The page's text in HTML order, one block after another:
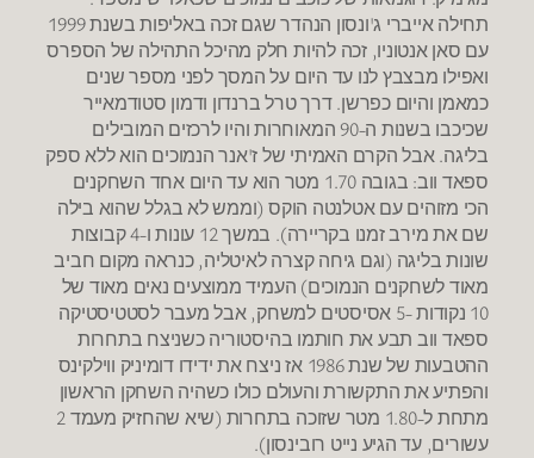
תחילה אייברי ג'ונסון הנהדר שגם זכה באליפות בשנת 1999
עם סאן אנטוניו, זכה להיות חלק מהיכל התהילה של הספרס
ואפילו מבצבץ לנו עד היום על המסך לפני מספר שנים
כמאמן והיום כפרשן. דרך טרל ברנדון ודמון סטודמאייר
שכיכבו בשנות ה-90 המאוחרות והיו לרכזים המובילים
בליגה. אבל הקרם האמיתי של ז'אנר הנמוכים הוא ללא ספק
ספאד ווב: בגובה 1.70 מטר הוא עד היום אחד השחקנים
הכי מזוהים עם אטלנטה הוקס (וממש לא בגלל שהוא בילה
שם את מירב זמנו בקריירה). במשך 12 עונות ו-4 קבוצות
שונות בליגה (וגם גיחה קצרה לאיטליה, כנראה מקום חביב
מאוד לשחקנים הנמוכים) העמיד ממוצעים נאים מאוד של
10 נקודות -5 אסיסטים למשחק, אבל מעבר לסטטיסטיקה
ספאד ווב תבע את חותמו בהיסטוריה כשניצח בתחרות
ההטבעות של שנת 1986 אז ניצח את ידידו דומיניק ווילקינס
והפתיע את התקשורת והעולם כולו כשהיה השחקן הראשון
מתחת ל-1.80 מטר שזוכה בתחרות (שיא שהחזיק מעמד 2
עשורים, עד הגיע נייט רובינסון).